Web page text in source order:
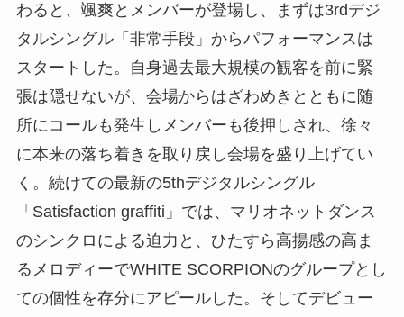
わると、颯爽とメンバーが登場し、まずは3rdデジ
タルシングル「非常手段」からパフォーマンスは
スタートした。自身過去最大規模の観客を前に緊
張は隠せないが、会場からはざわめきとともに随
所にコールも発生しメンバーも後押しされ、徐々
に本来の落ち着きを取り戻し会場を盛り上げてい
く。続けての最新の5thデジタルシングル
「Satisfaction graffiti」では、マリオネットダンス
のシンクロによる迫力と、ひたすら高揚感の高ま
るメロディーでWHITE SCORPIONのグループとし
ての個性を存分にアピールした。そしてデビュー